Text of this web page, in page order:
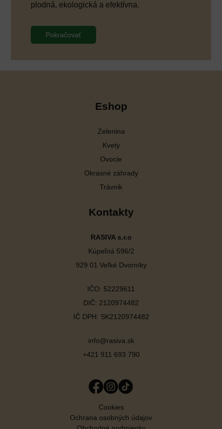
plodná, ekologická a efektívna.
Pokračovať
Eshop
Zelenina
Kvety
Ovocie
Okrasné záhrady
Trávnik
Kontakty
RASIVA s.r.o
Kúpeľná 596/2
929 01 Veľké Dvorníky
IČO: 52229611
DIČ: 2120974482
IČ DPH: SK2120974482
info@rasiva.sk
+421 911 693 790
Cookies
Ochrana osobných údajov